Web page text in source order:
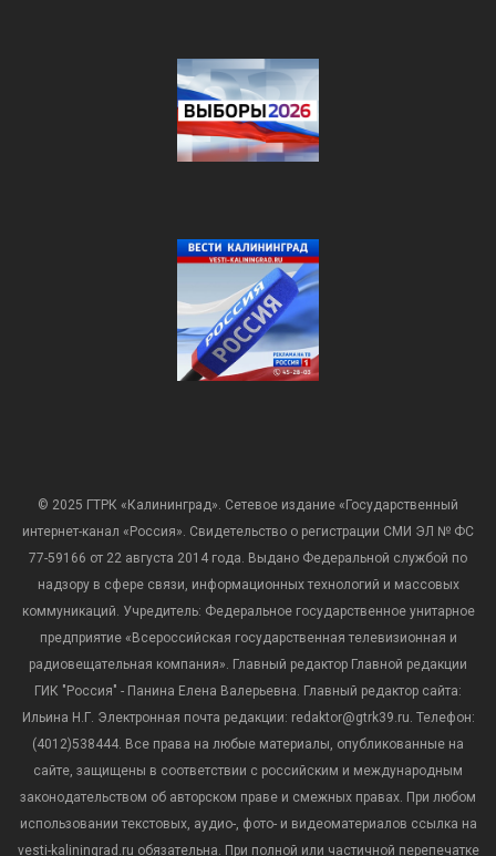
© 2025 ГТРК «Калининград». Сетевое издание «Государственный
интернет-канал «Россия». Свидетельство о регистрации СМИ ЭЛ № ФС
77-59166 от 22 августа 2014 года. Выдано Федеральной службой по
надзору в сфере связи, информационных технологий и массовых
коммуникаций. Учредитель: Федеральное государственное унитарное
предприятие «Всероссийская государственная телевизионная и
радиовещательная компания». Главный редактор Главной редакции
ГИК "Россия" - Панина Елена Валерьевна. Главный редактор сайта:
Ильина Н.Г. Электронная почта редакции: redaktor@gtrk39.ru. Телефон:
(4012)538444. Все права на любые материалы, опубликованные на
сайте, защищены в соответствии с российским и международным
законодательством об авторском праве и смежных правах. При любом
использовании текстовых, аудио-, фото- и видеоматериалов ссылка на
vesti-kaliningrad.ru обязательна. При полной или частичной перепечатке